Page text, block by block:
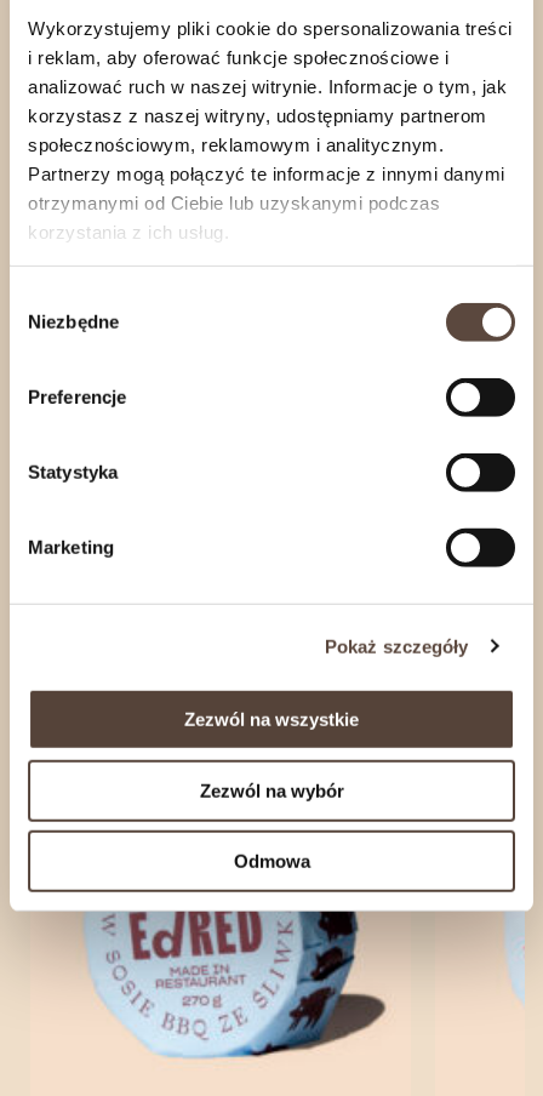
Wykorzystujemy pliki cookie do spersonalizowania treści
i reklam, aby oferować funkcje społecznościowe i
analizować ruch w naszej witrynie. Informacje o tym, jak
korzystasz z naszej witryny, udostępniamy partnerom
społecznościowym, reklamowym i analitycznym.
Partnerzy mogą połączyć te informacje z innymi danymi
otrzymanymi od Ciebie lub uzyskanymi podczas
korzystania z ich usług.
zgody
Niezbędne
Preferencje
Statystyka
Marketing
Pokaż szczegóły
Zezwól na wszystkie
Zezwól na wybór
Odmowa
Produkt bez konserwantów
i sztucznych
barwników.
Niska zawartość węglowodanów, 14,1 g białka/100
g – idealne dla osób ograniczających cukry.
Nasze wyroby wędzimy na bieżąco, wedle
Zamówienia internetowe wysyłamy
Jeśli zależy Ci na konkretnym terminie realizacji,
zobacz również